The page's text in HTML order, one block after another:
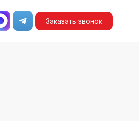
Заказать звонок